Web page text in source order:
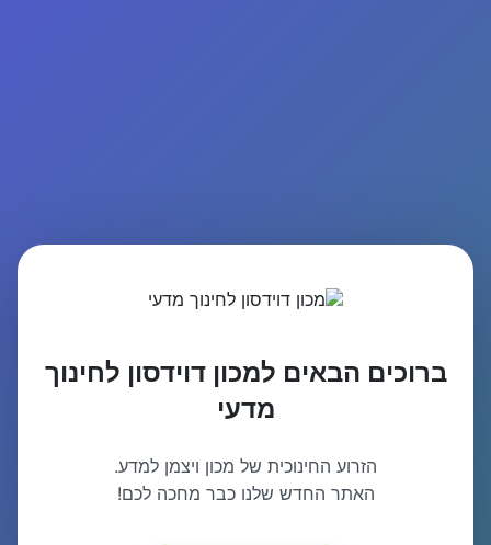
ברוכים הבאים למכון דוידסון לחינוך
מדעי
הזרוע החינוכית של מכון ויצמן למדע.
האתר החדש שלנו כבר מחכה לכם!